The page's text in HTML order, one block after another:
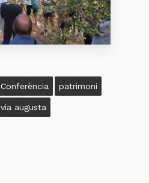
Conferència patrimoni
via augusta